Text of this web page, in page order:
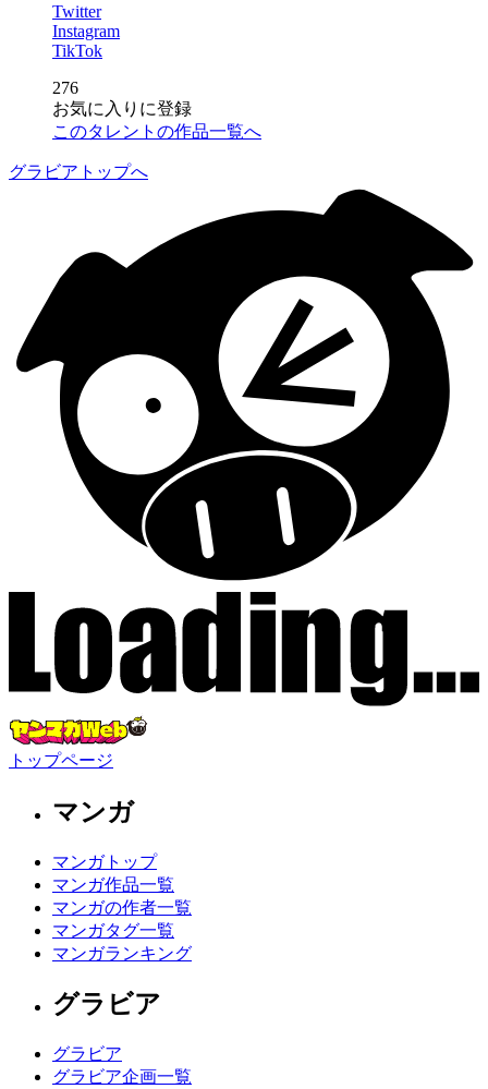
Twitter
Instagram
TikTok
276
お気に入りに登録
このタレントの作品一覧へ
グラビアトップへ
トップページ
マンガ
マンガトップ
マンガ作品一覧
マンガの作者一覧
マンガタグ一覧
マンガランキング
グラビア
グラビア
グラビア企画一覧